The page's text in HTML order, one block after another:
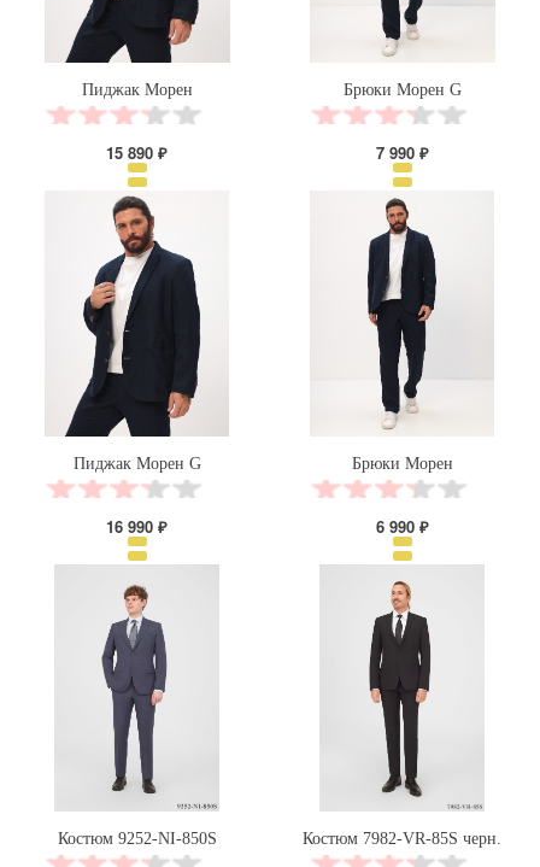
Пиджак Морен
15 890 ₽
Брюки Морен G
7 990 ₽
Пиджак Морен G
16 990 ₽
Брюки Морен
6 990 ₽
Костюм 9252-NI-850S Костюм 7982-VR-85S черн.